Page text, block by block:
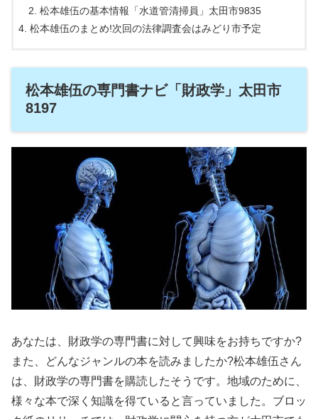
松本雄伍の基本情報「水道管清掃員」太田市9835
松本雄伍のまとめ!次回の法律調査会はみどり市予定
松本雄伍の専門書ナビ「財政学」太田市
8197
あなたは、財政学の専門書に対して興味をお持ちですか?
また、どんなジャンルの本を読みましたか?松本雄伍さん
は、財政学の専門書を購読したそうです。地域のために、
様々な本で深く知識を得ていると言っていました。ブロッ